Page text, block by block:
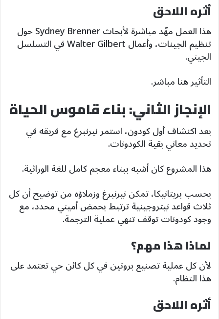
أثره اللاحق
هذا العمل مهّد مباشرة لأبحاث Sydney Brenner حول
تنظيم الجينات، وأعمال Walter Gilbert في التسلسل
الجيني.
التأثير هنا مباشر.
الإنجاز الثاني: بناء قاموس الحياة
بعد اكتشاف أول كودون، استمر نيرنبرغ مع فريقه في
تحديد معاني بقية الكودونات.
هذا المشروع كان أشبه ببناء معجم كامل للغة الوراثية.
بحسب بريتانيكا، تمكن نيرنبرغ وزملاؤه من توضيح أن كل
ثلاث قواعد نيتروجينية ترتبط بحمض أميني محدد، مع
وجود كودونات توقف تنهي عملية الترجمة.
لماذا هذا مهم؟
لأن كل عملية تصنيع بروتين في كل كائن حي تعتمد على
هذا النظام.
أثره اللاحق